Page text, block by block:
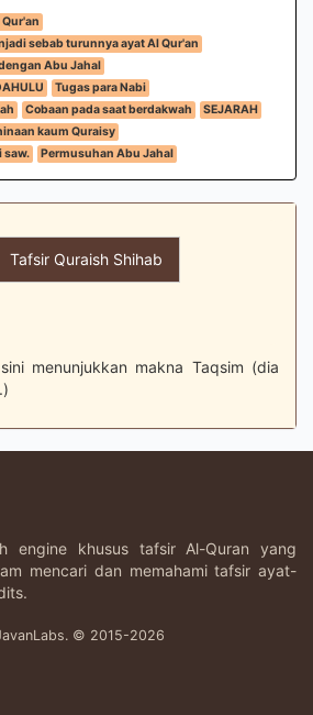
sebab turunnya ayat Al Qur'an
Abu Jahal
Tugas para Nabi
Cobaan pada saat berdakwah
SEJARAH
kaum Quraisy
saw.
Permusuhan Abu Jahal
Tafsir Quraish Shihab
menunjukkan makna Taqsim (dia
engine khusus tafsir Al-Quran yang
mencari dan memahami tafsir ayat-
© 2015-2026